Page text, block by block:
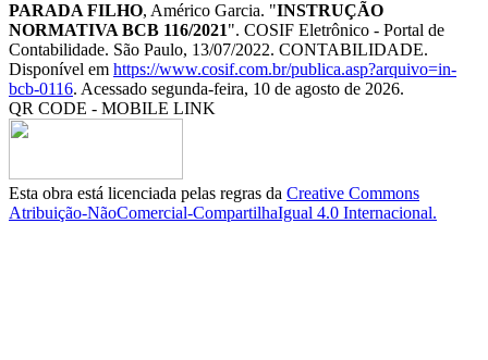
PARADA FILHO, Américo Garcia. "INSTRUÇÃO
NORMATIVA BCB 116/2021". COSIF Eletrônico - Portal de
Contabilidade. São Paulo, 13/07/2022. CONTABILIDADE.
Disponível em https://www.cosif.com.br/publica.asp?arquivo=in-
bcb-0116. Acessado segunda-feira, 10 de agosto de 2026.
QR CODE - MOBILE LINK
Esta obra está licenciada pelas regras da Creative Commons
Atribuição-NãoComercial-CompartilhaIgual 4.0 Internacional.